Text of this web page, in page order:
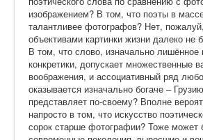
изображением? В том, что поэты в
талантливее фотографов? Нет,
объективами картинки жизни далеко не
В том, что слово, изначально лишённое
конкретики, допускает множественные
воображения, и ассоциативный ряд
оказывается изначально богаче –
представляет по-своему? Вполне
напросто в том, что искусство
сорок старше фотографии? Тоже может